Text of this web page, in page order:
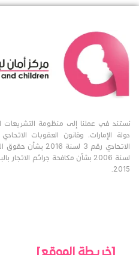
نستند في عملنا إلى منظومة التشريعات
2015.